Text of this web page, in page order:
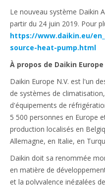
Le nouveau système Daikin
partir du 24 juin 2019. Pour
https://www.daikin.eu/
source-heat-pump.html
À propos de Daikin Europe
Daikin Europe N.V. est l'un
de systèmes de
d'équipements de
5 500 personnes en Europe
production localisés en
Allemagne, en Italie, en
Daikin doit sa renommée
en matière de
et la polyvalence inégalées